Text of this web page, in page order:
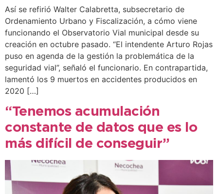
Así se refirió Walter Calabretta, subsecretario de
Ordenamiento Urbano y Fiscalización, a cómo viene
funcionando el Observatorio Vial municipal desde su
creación en octubre pasado. “El intendente Arturo Rojas
puso en agenda de la gestión la problemática de la
seguridad vial”, señaló el funcionario. En contrapartida,
lamentó los 9 muertos en accidentes producidos en
2020 […]
“Tenemos acumulación
constante de datos que es lo
más difícil de conseguir”